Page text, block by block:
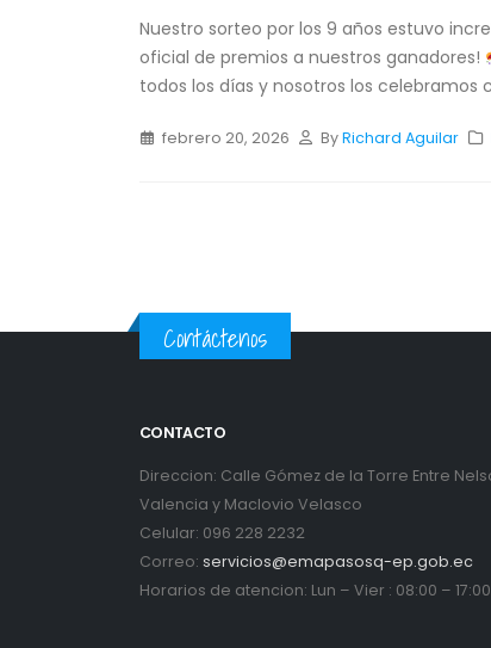
Nuestro sorteo por los 9 años estuvo
oficial de premios a nuestros ganadores!
todos los días y nosotros los celebramos
febrero 20, 2026 ByRichard Aguilar
Contáctenos
CONTACTO
Direccion: Calle Gómez de la Torre Entre
Valencia y Maclovio Velasco
Celular: 096 228 2232
Correo: servicios@emapasosq-ep.gob.ec
Horarios de atencion: Lun – Vier : 08:00 – 17:00